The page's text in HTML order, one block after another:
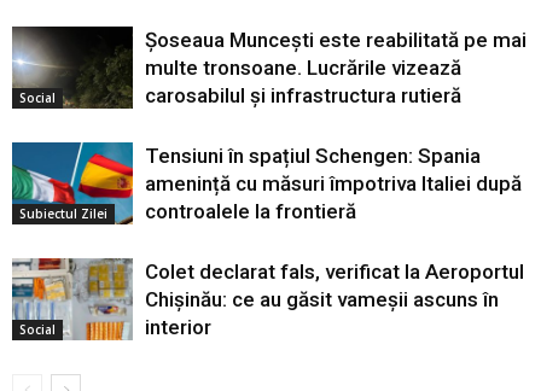
Social
Șoseaua Muncești este reabilitată pe mai
multe tronsoane. Lucrările vizează
carosabilul și infrastructura rutieră
Subiectul Zilei
Tensiuni în spațiul Schengen: Spania
amenință cu măsuri împotriva Italiei după
controalele la frontieră
Social
Colet declarat fals, verificat la Aeroportul
Chișinău: ce au găsit vameșii ascuns în
interior